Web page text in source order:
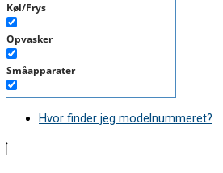
Køl/Frys
Opvasker
Småapparater
Støvsuger
Hvor finder jeg modelnummeret?